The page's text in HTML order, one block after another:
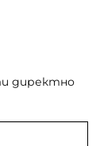
директно